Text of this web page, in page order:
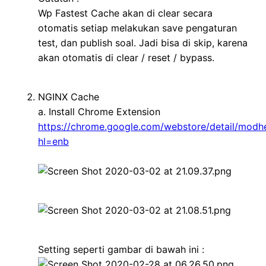
Wp Fastest Cache akan di clear secara
otomatis setiap melakukan save pengaturan
test, dan publish soal. Jadi bisa di skip, karena
akan otomatis di clear / reset / bypass.
NGINX Cache
a. Install Chrome Extension
https://chrome.google.com/webstore/detail/
hl=enb
Setting seperti gambar di bawah ini :